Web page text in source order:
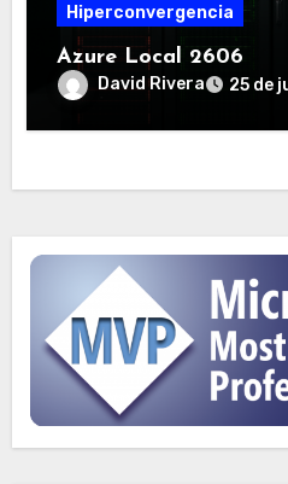
Hiperconvergencia
Azure Local 2606
David Rivera 25 de